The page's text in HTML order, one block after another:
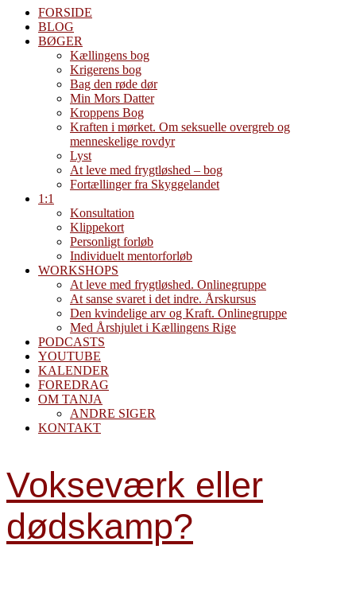
FORSIDE
BLOG
BØGER
Kællingens bog
Krigerens bog
Bag den røde dør
Min Mors Datter
Kroppens Bog
Kraften i mørket. Om seksuelle overgreb og
menneskelige rovdyr
Lyst
At leve med frygtløshed – bog
Fortællinger fra Skyggelandet
1:1
Konsultation
Klippekort
Personligt forløb
Individuelt mentorforløb
WORKSHOPS
At leve med frygtløshed. Onlinegruppe
At sanse svaret i det indre. Årskursus
Den kvindelige arv og Kraft. Onlinegruppe
Med Årshjulet i Kællingens Rige
PODCASTS
YOUTUBE
KALENDER
FOREDRAG
OM TANJA
ANDRE SIGER
KONTAKT
Vokseværk eller
dødskamp?